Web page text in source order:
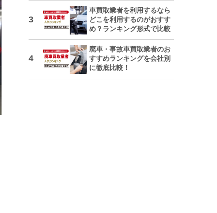
車買取業者を利用するなら
どこを利用するのがおすす
め？ランキング形式で比較
廃車・事故車買取業者のお
すすめランキングを会社別
に徹底比較！